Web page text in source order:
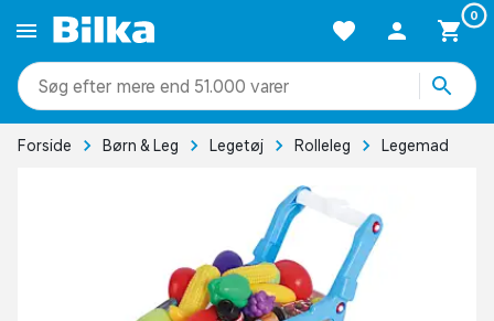
0
mere end 51.000 varer
Forside Børn & Leg Legetøj Rolleleg Legemad